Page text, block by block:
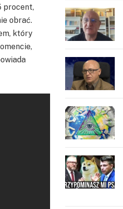
procent,
obrać.
który